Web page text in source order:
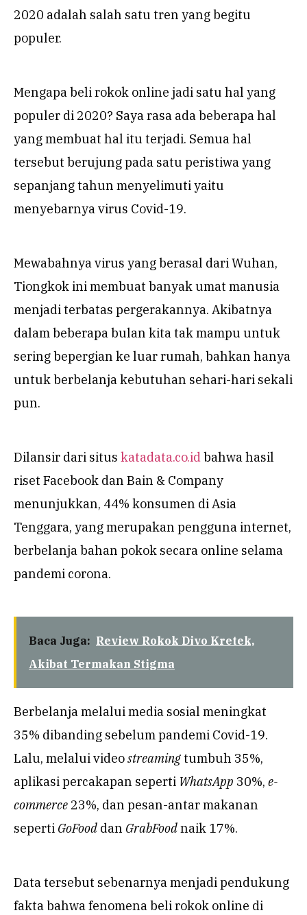
2020 adalah salah satu tren yang begitu
populer.
Mengapa beli rokok online jadi satu hal yang
populer di 2020? Saya rasa ada beberapa hal
yang membuat hal itu terjadi. Semua hal
tersebut berujung pada satu peristiwa yang
sepanjang tahun menyelimuti yaitu
menyebarnya virus Covid-19.
Mewabahnya virus yang berasal dari Wuhan,
Tiongkok ini membuat banyak umat manusia
menjadi terbatas pergerakannya. Akibatnya
dalam beberapa bulan kita tak mampu untuk
sering bepergian ke luar rumah, bahkan hanya
untuk berbelanja kebutuhan sehari-hari sekali
pun.
Dilansir dari situs katadata.co.idbahwa hasil
riset Facebook dan Bain & Company
menunjukkan, 44% konsumen di Asia
Tenggara, yang merupakan pengguna internet,
berbelanja bahan pokok secara online selama
pandemi corona.
Baca Juga: Review Rokok Divo Kretek,
Akibat Termakan Stigma
Berbelanja melalui media sosial meningkat
35% dibanding sebelum pandemi Covid-19.
Lalu, melalui videostreamingtumbuh 35%,
aplikasi percakapan seperti WhatsApp 30%, e-
commerce 23%, dan pesan-antar makanan
seperti GoFood dan GrabFoodnaik 17%.
Data tersebut sebenarnya menjadi pendukung
fakta bahwa fenomena beli rokok online di